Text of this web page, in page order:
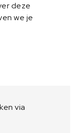
deze
we je
via